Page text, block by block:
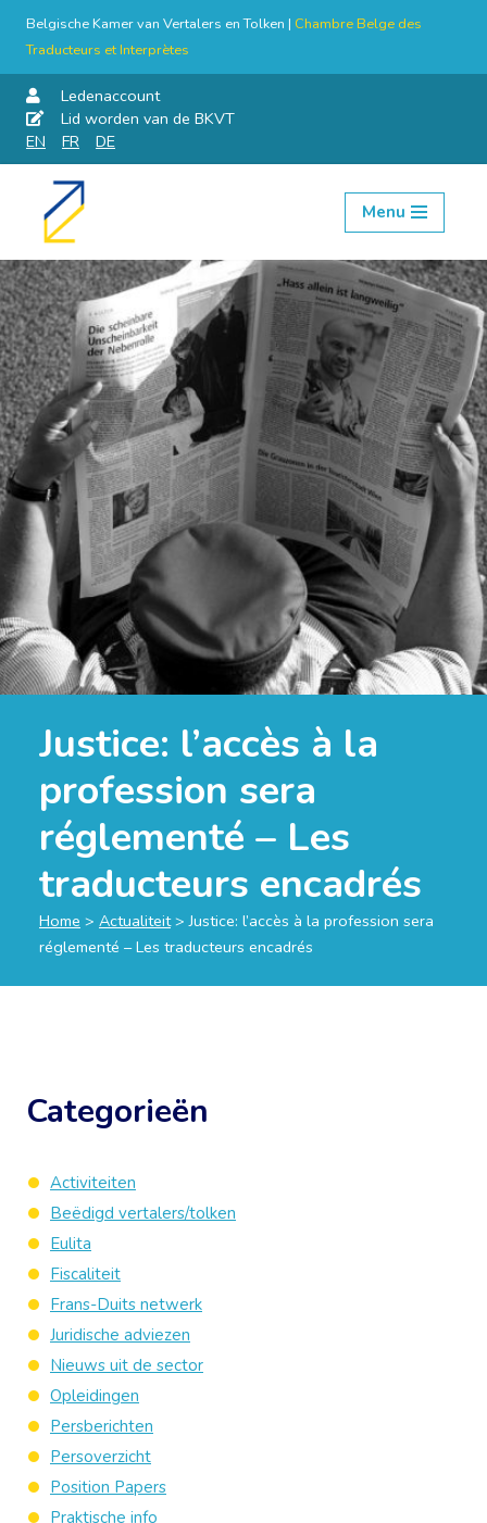
Belgische Kamer van Vertalers en Tolken | Chambre Belge des
Traducteurs et Interprètes
Ledenaccount
Lid worden van de BKVT
EN
FR DE
Skip
content
Menu
Justice: l’accès à la
profession sera
réglementé – Les
traducteurs encadrés
Home > Actualiteit>Justice: l’accès à la profession sera
réglementé – Les traducteurs encadrés
Categorieën
Activiteiten
Beëdigd vertalers/tolken
Eulita
Fiscaliteit
Frans-Duits netwerk
Juridische adviezen
Nieuws uit de sector
Opleidingen
Persberichten
Persoverzicht
Position Papers
Praktische info